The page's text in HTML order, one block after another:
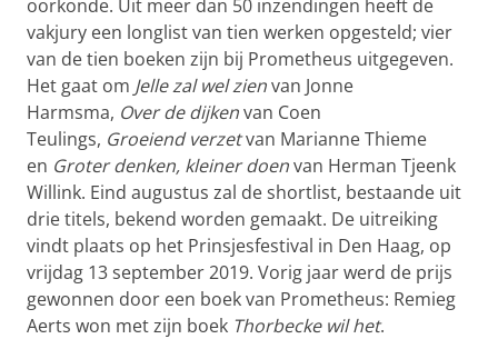
oorkonde. Uit meer dan 50 inzendingen heeft de
vakjury een longlist van tien werken opgesteld; vier
van de tien boeken zijn bij Prometheus uitgegeven.
Het gaat om Jelle zal wel zienvan Jonne
Harmsma, Over de dijkenvan Coen
Teulings, Groeiend verzetvan Marianne Thieme
en Groter denken, kleiner doenvan Herman Tjeenk
Willink. Eind augustus zal de shortlist, bestaande uit
drie titels, bekend worden gemaakt. De uitreiking
vindt plaats op het Prinsjesfestival in Den Haag, op
vrijdag 13 september 2019. Vorig jaar werd de prijs
gewonnen door een boek van Prometheus: Remieg
Aerts won met zijn boek Thorbecke wil het.